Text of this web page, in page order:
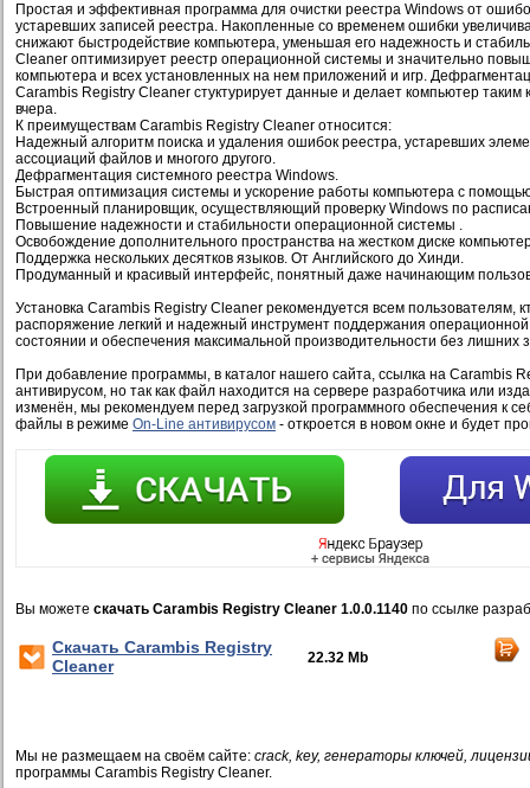
Простая и эффективная программа для очистки реестра Windows от
устаревших записей реестра. Накопленные со временем ошибки
снижают быстродействие компьютера, уменьшая его надежность и
Cleaner оптимизирует реестр операционной системы и значительно
компьютера и всех установленных на нем приложений и игр.
Carambis Registry Cleaner стуктурирует данные и делает компьютер таким
вчера.
К преимуществам Carambis Registry Cleaner относится:
Надежный алгоритм поиска и удаления ошибок реестра, устаревших
ассоциаций файлов и многого другого.
Дефрагментация системного реестра Windows.
Быстрая оптимизация системы и ускорение работы компьютера с
Встроенный планировщик, осуществляющий проверку Windows по
Повышение надежности и стабильности операционной системы .
Освобождение дополнительного пространства на жестком диске
Поддержка нескольких десятков языков. От Английского до Хинди.
Продуманный и красивый интерфейс, понятный даже начинающим
Установка Carambis Registry Cleaner рекомендуется всем пользователям,
распоряжение легкий и надежный инструмент поддержания
состоянии и обеспечения максимальной производительности без лишних
При добавление программы, в каталог нашего сайта, ссылка на Carambis
антивирусом, но так как файл находится на сервере разработчика или
изменён, мы рекомендуем перед загрузкой программного обеспечения к
файлы в режиме On-Line антивирусом - откроется в новом окне и будет
Вы можете скачать Carambis Registry Cleaner 1.0.0.1140 по ссылке
Скачать Carambis Registry
Cleaner
22.32 Mb
Мы не размещаем на своём сайте: crack, key, генераторы ключей,
программы Carambis Registry Cleaner.